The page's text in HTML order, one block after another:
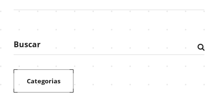
Buscar
Fazer
Categorias